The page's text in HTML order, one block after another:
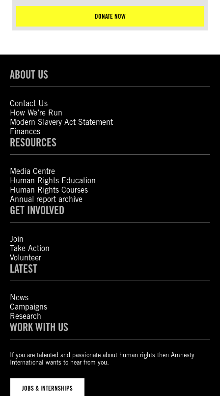
DONATE NOW
ABOUT US
Contact Us
How We’re Run
Modern Slavery Act Statement
Finances
RESOURCES
Media Centre
Human Rights Education
Human Rights Courses
Annual report archive
GET INVOLVED
Join
Take Action
Volunteer
LATEST
News
Campaigns
Research
WORK WITH US
If you are talented and passionate about human rights then Amnesty
International wants to hear from you.
JOBS & INTERNSHIPS